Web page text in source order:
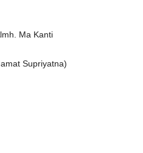
Ma Kanti
Supriyatna)